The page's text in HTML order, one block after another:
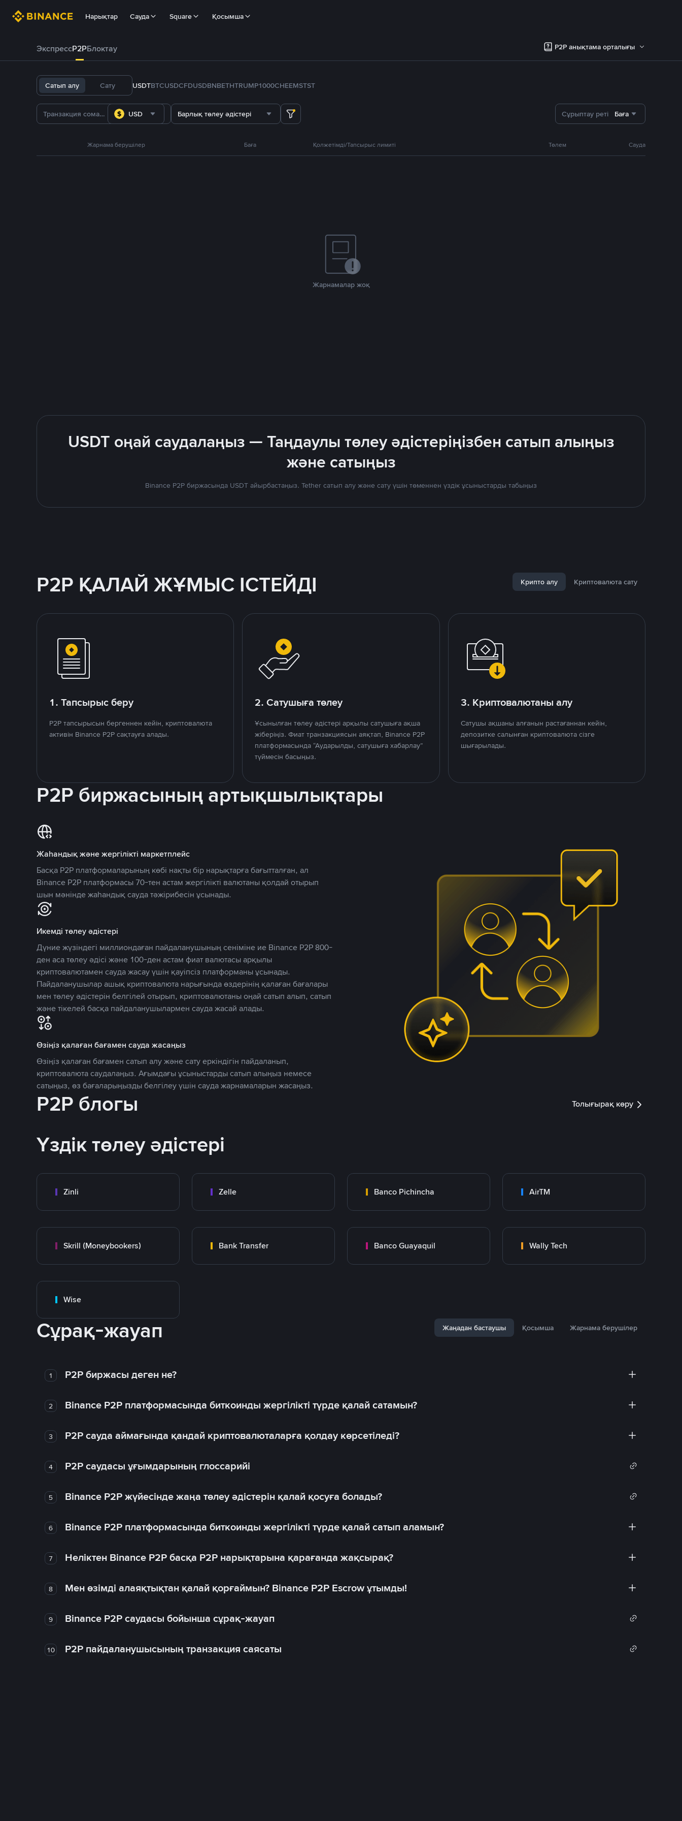
Нарықтар Сауда Square Қосымша
ЭкспрессP2PБлоктау P2P анықтама орталығы
Сатып алу Сату USDTBTCUSDCFDUSDBNBETHTRUMP1000CHEEMSTST
USD Барлық төлеу әдістері Сұрыптау реті Баға
Жарнама берушілер Баға Қолжетімді/Тапсырыс лимиті Төлем Сауда
Жарнамалар жоқ
USDT оңай саудалаңыз — Таңдаулы төлеу әдістеріңізбен сатып алыңыз
және сатыңыз
Binance P2P биржасында USDT айырбастаңыз. Tether сатып алу және сату үшін төменнен үздік ұсыныстарды табыңыз
P2P ҚАЛАЙ ЖҰМЫС ІСТЕЙДІ Крипто алу Криптовалюта сату
1. Тапсырыс беру
P2P тапсырысын бергеннен кейін, криптовалюта
активін Binance P2P сақтауға алады.
2. Сатушыға төлеу
Ұсынылған төлеу әдістері арқылы сатушыға ақша
жіберіңіз. Фиат транзакциясын аяқтап, Binance P2P
платформасында “Аударылды, сатушыға хабарлау”
түймесін басыңыз.
3. Криптовалютаны алу
Сатушы ақшаны алғанын растағаннан кейін,
депозитке салынған криптовалюта сізге
шығарылады.
P2P биржасының артықшылықтары
Жаһандық және жергілікті маркетплейс
Басқа P2P платформаларының көбі нақты бір нарықтарға бағытталған, ал
Binance P2P платформасы 70-тен астам жергілікті валютаны қолдай отырып
шын мәнінде жаһандық сауда тәжірибесін ұсынады.
Икемді төлеу әдістері
Дүние жүзіндегі миллиондаған пайдаланушының сеніміне ие Binance P2P 800-
ден аса төлеу әдісі және 100-ден астам фиат валютасы арқылы
криптовалютамен сауда жасау үшін қауіпсіз платформаны ұсынады.
Пайдаланушылар ашық криптовалюта нарығында өздерінің қалаған бағалары
мен төлеу әдістерін белгілей отырып, криптовалютаны оңай сатып алып, сатып
және тікелей басқа пайдаланушылармен сауда жасай алады.
Өзіңіз қалаған бағамен сауда жасаңыз
Өзіңіз қалаған бағамен сатып алу және сату еркіндігін пайдаланып,
криптовалюта саудалаңыз. Ағымдағы ұсыныстарды сатып алыңыз немесе
сатыңыз, өз бағаларыңызды белгілеу үшін сауда жарнамаларын жасаңыз.
P2P блогы Толығырақ көру
Үздік төлеу әдістері
Zinli Zelle Banco Pichincha AirTM
Skrill (Moneybookers) Bank Transfer Banco Guayaquil Wally Tech
Wise
Сұрақ-жауап Жаңадан бастаушы Қосымша Жарнама берушілер
1 P2P биржасы деген не?
2 Binance P2P платформасында биткоинды жергілікті түрде қалай сатамын?
3 P2P сауда аймағында қандай криптовалюталарға қолдау көрсетіледі?
4 P2P саудасы ұғымдарының глоссарийі
5 Binance P2P жүйесінде жаңа төлеу әдістерін қалай қосуға болады?
6 Binance P2P платформасында биткоинды жергілікті түрде қалай сатып аламын?
7 Неліктен Binance P2P басқа P2P нарықтарына қарағанда жақсырақ?
8 Мен өзімді алаяқтықтан қалай қорғаймын? Binance P2P Escrow ұтымды!
9 Binance P2P саудасы бойынша сұрақ-жауап
10 P2P пайдаланушысының транзакция саясаты